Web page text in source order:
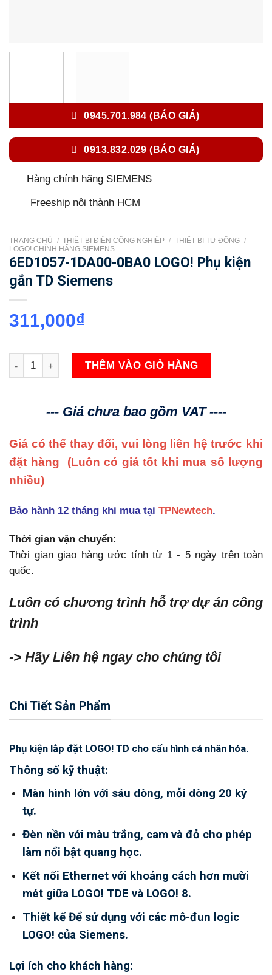
0945.701.984 (BÁO GIÁ)
0913.832.029 (BÁO GIÁ)
Hàng chính hãng SIEMENS
Freeship nội thành HCM
TRANG CHỦ / THIẾT BỊ ĐIỆN CÔNG NGHIỆP / THIẾT BỊ TỰ ĐỘNG /
LOGO! CHÍNH HÃNG SIEMENS
6ED1057-1DA00-0BA0 LOGO! Phụ kiện
gắn TD Siemens
311,000₫
6ED1057-1DA00-0BA0 LOGO! Phụ kiện gắn TD Siemens số
THÊM VÀO GIỎ HÀNG
--- Giá chưa bao gồm VAT ----
Giá có thể thay đổi, vui lòng liên hệ trước khi
đặt hàng (Luôn có giá tốt khi mua số lượng
nhiều)
Bảo hành 12 tháng khi mua tại TPNewtech.
Thời gian vận chuyển:
Thời gian giao hàng ước tính từ 1 - 5 ngày trên toàn
quốc.
Luôn có chương trình hỗ trợ dự án công
trình
-> Hãy Liên hệ ngay cho chúng tôi
Chi Tiết Sản Phẩm
Phụ kiện lắp đặt LOGO! TD cho cấu hình cá nhân hóa.
Thông số kỹ thuật:
Màn hình lớn với sáu dòng, mỗi dòng 20 ký
tự.
Đèn nền với màu trắng, cam và đỏ cho phép
làm nổi bật quang học.
Kết nối Ethernet với khoảng cách hơn mười
mét giữa LOGO! TDE và LOGO! 8.
Thiết kế Để sử dụng với các mô-đun logic
LOGO! của Siemens.
Lợi ích cho khách hàng: